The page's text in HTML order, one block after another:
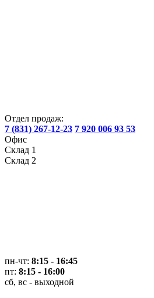
Отдел продаж:
7 (831) 267-12-23 7 920 006 93 53
Офис
Склад 1
Склад 2
пн-чт: 8:15 - 16:45
пт: 8:15 - 16:00
сб, вс - выходной